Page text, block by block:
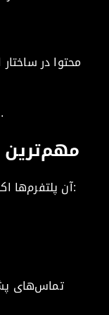
محتوا در
با یکپارچگی از ابتدا تا انتها، هیچ تأخیری وجود ندارد و به شما صدای واحدی در تمام بازارهایتان می‌دهد.
مهم‌ترین
آن پلتفرم‌ها اکنون اپلیکیشن‌هایی دارند که فراتر از ترجمه می‌روند. اینجاست که کسب‌وکارها بیشترین آسیب را می‌بینند:
تماس‌های